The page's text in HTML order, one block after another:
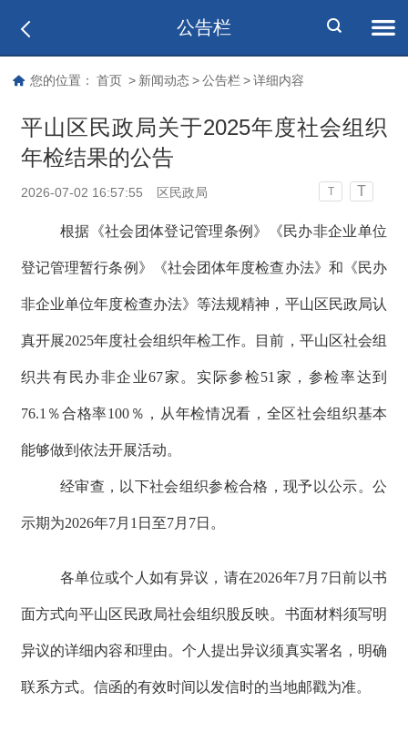
公告栏
您的位置： 首页 > 新闻动态 > 公告栏 > 详细内容
平山区民政局关于2025年度社会组织
年检结果的公告
2026-07-02 16:57:55 区民政局 T T
根据《社会团体登记管理条例》《民办非企业单位
登记管理暂行条例》《社会团体年度检查办法》和《民办
非企业单位年度检查办法》等法规精神，平山区民政局认
真开展2025年度社会组织年检工作。目前，平山区社会组
织共有民办非企业67家。实际参检51家，参检率达到
76.1％合格率100％，从年检情况看，全区社会组织基本
能够做到依法开展活动。
经审查，以下社会组织参检合格，现予以公示。公
示期为2026年7月1日至7月7日。
各单位或个人如有异议，请在2026年7月7日前以书
面方式向平山区民政局社会组织股反映。书面材料须写明
异议的详细内容和理由。个人提出异议须真实署名，明确
联系方式。信函的有效时间以发信时的当地邮戳为准。